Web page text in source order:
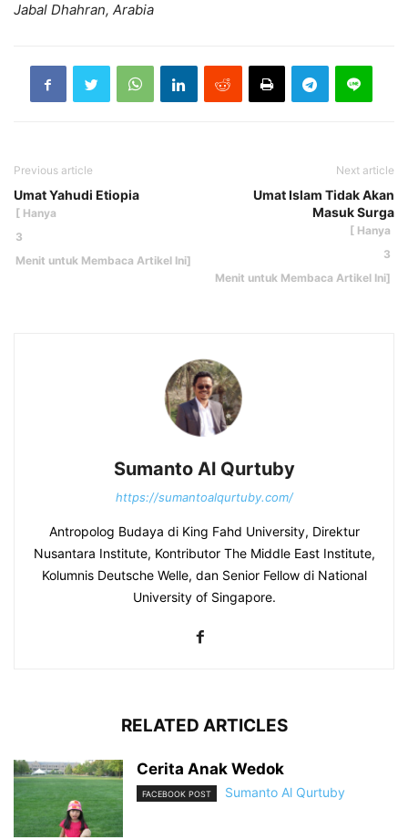
Jabal Dhahran, Arabia
Previous article
Umat Yahudi Etiopia
Next article
Umat Islam Tidak Akan
Masuk Surga
Sumanto Al Qurtuby
https://sumantoalqurtuby.com/
Antropolog Budaya di King Fahd University, Direktur
Nusantara Institute, Kontributor The Middle East Institute,
Kolumnis Deutsche Welle, dan Senior Fellow di National
University of Singapore.
RELATED ARTICLES
Cerita Anak Wedok
FACEBOOK POST Sumanto Al Qurtuby